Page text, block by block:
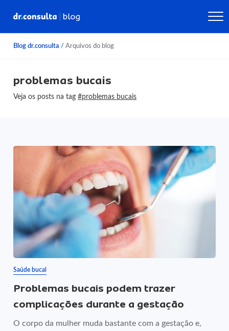
Blog dr.consulta / Arquivos do blog
problemas bucais
Veja os posts na tag#problemas bucais
Saúde bucal
Problemas bucais podem trazer
complicações durante a gestação
O corpo da mulher muda bastante com a gestação e,